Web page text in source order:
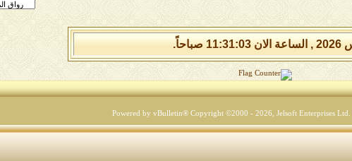
Powered by vBulletin® Copyright ©2000 - 2026, Jelsoft Enterprises Ltd.